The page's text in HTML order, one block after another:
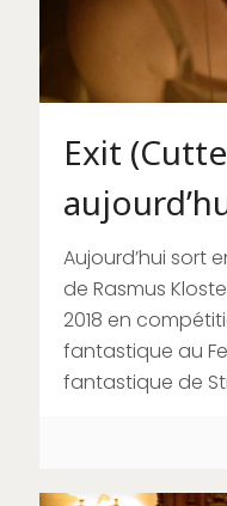
Exit
Aujourd’hui sort
de Rasmus
2018 en
fantastique au
fantastique de